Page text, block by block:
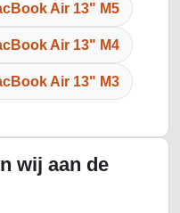
Air 13" M5
Air 13" M4
Air 13" M3
wij aan de